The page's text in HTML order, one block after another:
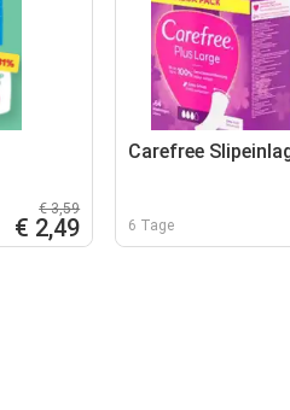
€ 3,59
€ 2,49
Carefree
6 Tage